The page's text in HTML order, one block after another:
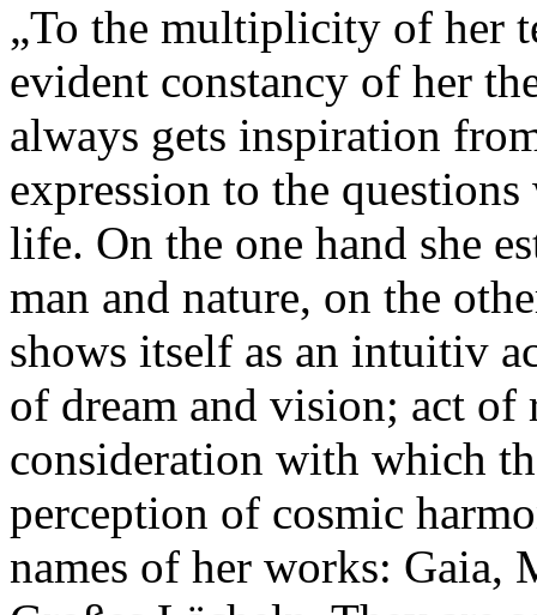
„To the multiplicity of her
evident constancy of her
always gets inspiration
expression to the
life. On the one hand she
man and nature, on the
shows itself as an intuitiv
of dream and vision; act
consideration with which
perception of cosmic
names of her works: Gaia,